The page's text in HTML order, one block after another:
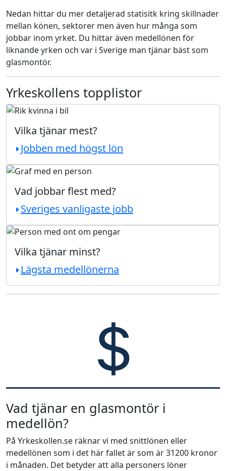
Nedan hittar du mer detaljerad statisitk kring skillnader
mellan könen, sektorer men även hur många som
jobbar inom yrket. Du hittar även medellönen för
liknande yrken och var i Sverige man tjänar bäst som
glasmontör.
Yrkeskollens topplistor
Vilka tjänar mest?
Jobben med högst lön
Vad jobbar flest med?
Sveriges vanligaste jobb
Vilka tjänar minst?
Lägsta medellönerna
Vad tjänar en glasmontör i
medellön?
På Yrkeskollen.se räknar vi med snittlönen eller
medellönen som i det här fallet är som är 31200 kronor
i månaden. Det betyder att alla personers löner